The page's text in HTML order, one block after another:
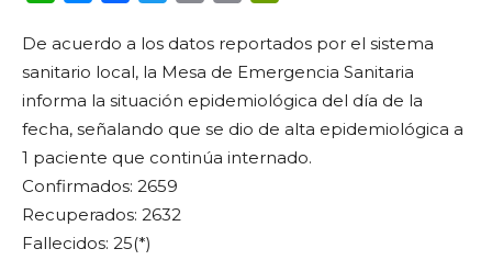
De acuerdo a los datos reportados por el sistema
sanitario local, la Mesa de Emergencia Sanitaria
informa la situación epidemiológica del día de la
fecha, señalando que se dio de alta epidemiológica a
1 paciente que continúa internado.
Confirmados: 2659
Recuperados: 2632
Fallecidos: 25(*)